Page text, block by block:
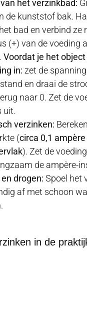
het verzinkbad:
de kunststof bak.
bad en verbind ze
(+) van de voeding
Voordat je het object
in: zet de
en draai de
naar 0. Zet de
uit.
verzinken:
(circa 0,1 ampère
). Zet de
de ampère-
drogen: Spoel het
af met schoon
in de